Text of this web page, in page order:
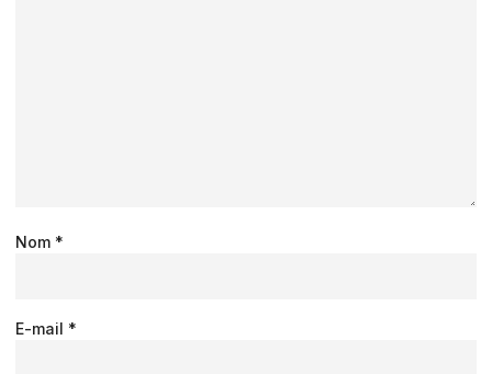
Nom *
E-mail *